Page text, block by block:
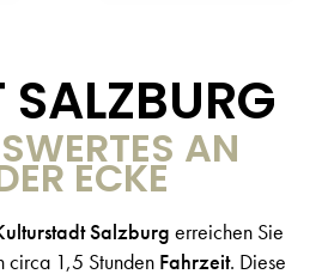
AN
ECKE
Salzburg erreichen Sie
circa 1,5 Stunden Fahrzeit. Diese